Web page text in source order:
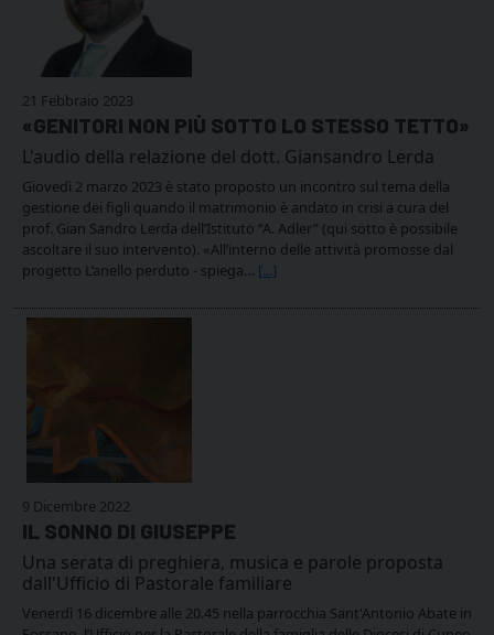
21 Febbraio 2023
«GENITORI NON PIÙ SOTTO LO STESSO TETTO»
L'audio della relazione del dott. Giansandro Lerda
Giovedì 2 marzo 2023 è stato proposto un incontro sul tema della
gestione dei figli quando il matrimonio è andato in crisi a cura del
prof. Gian Sandro Lerda dell’Istituto “A. Adler” (qui sotto è possibile
ascoltare il suo intervento). «All’interno delle attività promosse dal
progetto L’anello perduto - spiega… [...]
9 Dicembre 2022
IL SONNO DI GIUSEPPE
Una serata di preghiera, musica e parole proposta
dall'Ufficio di Pastorale familiare
Venerdì 16 dicembre alle 20.45 nella parrocchia Sant'Antonio Abate in